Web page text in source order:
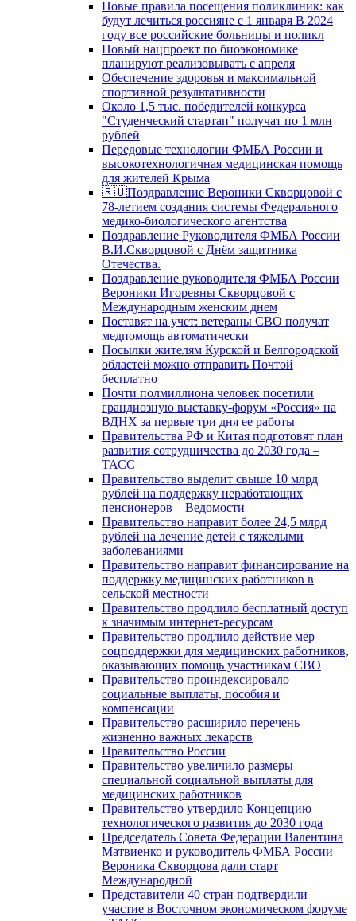
Новые правила посещения поликлиник: как
будут лечиться россияне с 1 января В 2024
году все российские больницы и поликл
Новый нацпроект по биоэкономике
планируют реализовывать с апреля
Обеспечение здоровья и максимальной
спортивной результативности
Около 1,5 тыс. победителей конкурса
"Студенческий стартап" получат по 1 млн
рублей
Передовые технологии ФМБА России и
высокотехнологичная медицинская помощь
для жителей Крыма
🇷🇺Поздравление Вероники Скворцовой с
78-летием создания системы Федерального
медико-биологического агентства
Поздравление Руководителя ФМБА России
В.И.Скворцовой с Днём защитника
Отечества.
Поздравление руководителя ФМБА России
Вероники Игоревны Скворцовой с
Международным женским днем
Поставят на учет: ветераны СВО получат
медпомощь автоматически
Посылки жителям Курской и Белгородской
областей можно отправить Почтой
бесплатно
Почти полмиллиона человек посетили
грандиозную выставку-форум «Россия» на
ВДНХ за первые три дня ее работы
Правительства РФ и Китая подготовят план
развития сотрудничества до 2030 года –
ТАСС
Правительство выделит свыше 10 млрд
рублей на поддержку неработающих
пенсионеров – Ведомости
Правительство направит более 24,5 млрд
рублей на лечение детей с тяжелыми
заболеваниями
Правительство направит финансирование на
поддержку медицинских работников в
сельской местности
Правительство продлило бесплатный доступ
к значимым интернет-ресурсам
Правительство продлило действие мер
соцподдержки для медицинских работников,
оказывающих помощь участникам СВО
Правительство проиндексировало
социальные выплаты, пособия и
компенсации
Правительство расширило перечень
жизненно важных лекарств
Правительство России
Правительство увеличило размеры
специальной социальной выплаты для
медицинских работников
Правительство утвердило Концепцию
технологического развития до 2030 года
Председатель Совета Федерации Валентина
Матвиенко и руководитель ФМБА России
Вероника Скворцова дали старт
Международной
Представители 40 стран подтвердили
участие в Восточном экономическом форуме